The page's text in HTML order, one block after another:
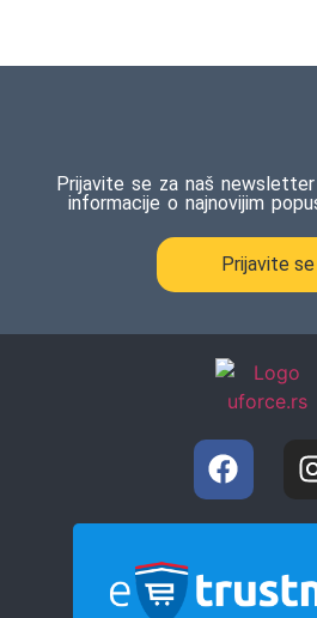
Prijavite se za naš
informacije o najnovijim
Prijavite se